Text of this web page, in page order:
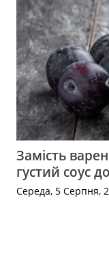
Замість
густий соус
Середа, 5 Серпня,